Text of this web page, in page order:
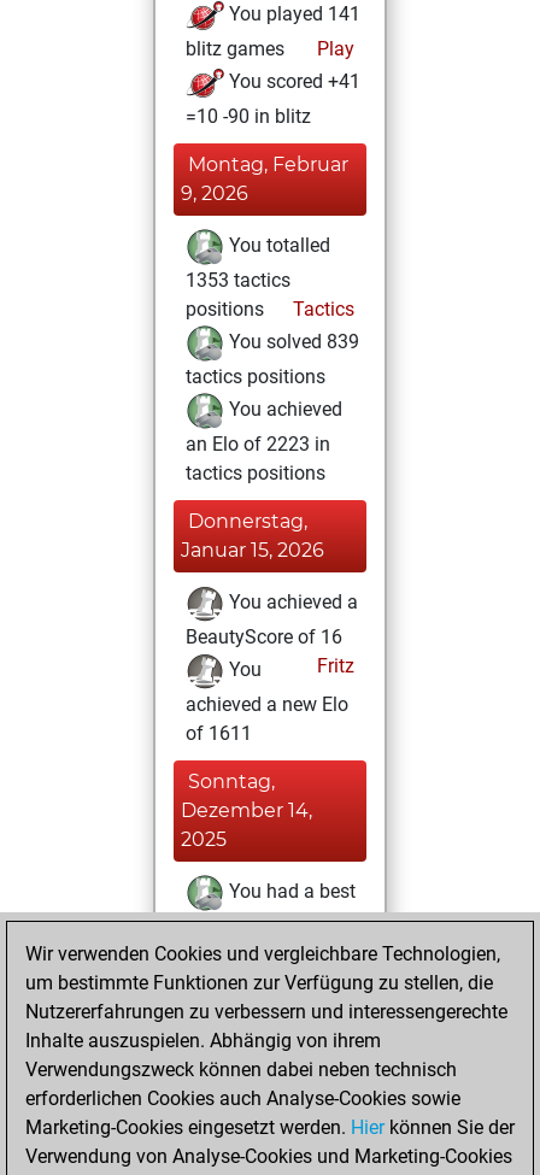
You played 141
blitz games
Play
You scored +41
=10 -90 in blitz
Montag, Februar
9, 2026
You totalled
1353 tactics
positions
Tactics
You solved 839
tactics positions
You achieved
an Elo of 2223 in
tactics positions
Donnerstag,
Januar 15, 2026
You achieved a
BeautyScore of 16
Fritz
You
achieved a new Elo
of 1611
Sonntag,
Dezember 14,
2025
You had a best
sprint of 12 positions
Tactics
Freitag,
Oktober 24, 2025
You won
against Fritz
Fritz
Donnerstag,
Oktober 23, 2025
Wir verwenden Cookies und vergleichbare Technologien,
um bestimmte Funktionen zur Verfügung zu stellen, die
Nutzererfahrungen zu verbessern und interessengerechte
Inhalte auszuspielen. Abhängig von ihrem
Verwendungszweck können dabei neben technisch
erforderlichen Cookies auch Analyse-Cookies sowie
Marketing-Cookies eingesetzt werden. Hierkönnen Sie der
Verwendung von Analyse-Cookies und Marketing-Cookies